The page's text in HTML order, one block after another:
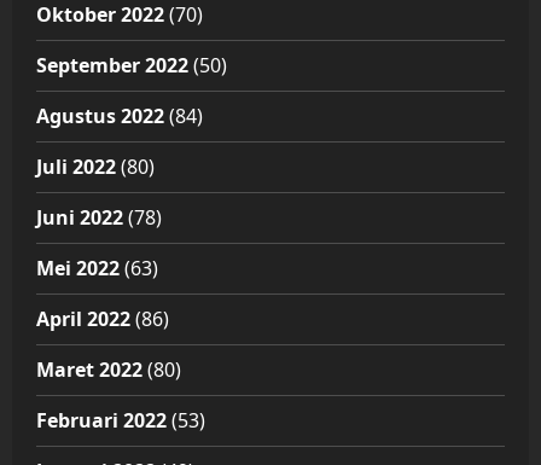
Oktober 2022(70)
September 2022(50)
Agustus 2022(84)
Juli 2022(80)
Juni 2022(78)
Mei 2022(63)
April 2022(86)
Maret 2022(80)
Februari 2022(53)